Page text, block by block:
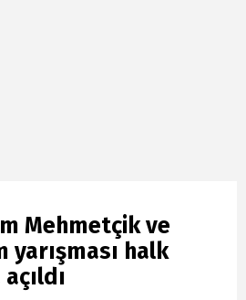
Mehmetçik ve
yarışması halk